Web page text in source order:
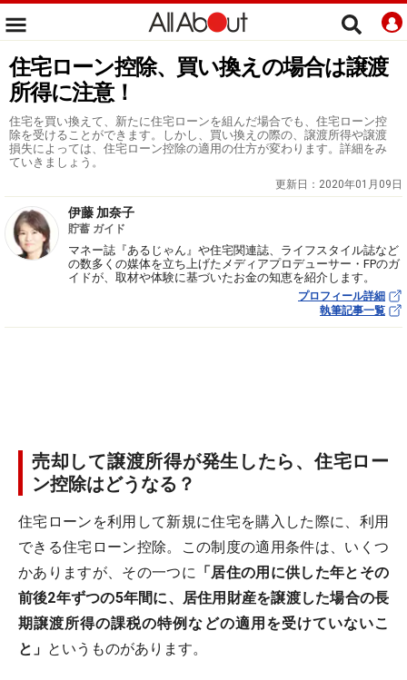
住宅ローン控除、買い換えの場合は譲渡
所得に注意！
住宅を買い換えて、新たに住宅ローンを組んだ場合でも、住宅ローン控
除を受けることができます。しかし、買い換えの際の、譲渡所得や譲渡
損失によっては、住宅ローン控除の適用の仕方が変わります。詳細をみ
ていきましょう。
更新日： 2020年01月09日
伊藤 加奈子
貯蓄 ガイド
マネー誌『あるじゃん』や住宅関連誌、ライフスタイル誌など
の数多くの媒体を立ち上げたメディアプロデューサー・FPのガ
イドが、取材や体験に基づいたお金の知恵を紹介します。
プロフィール詳細
執筆記事一覧
売却して譲渡所得が発生したら、住宅ロー
ン控除はどうなる？
住宅ローンを利用して新規に住宅を購入した際に、利用
できる住宅ローン控除。この制度の適用条件は、いくつ
かありますが、その一つに 「居住の用に供した年とその
前後2年ずつの5年間に、居住用財産を譲渡した場合の長
期譲渡所得の課税の特例などの適用を受けていないこ
と」 というものがあります。